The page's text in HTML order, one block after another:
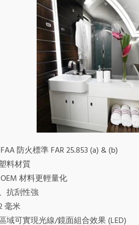
防火標準 FAR 25.853 (a) & (b)
料材質
材料更輕量化
抗刮性強
毫米
域可實現光線/鏡面組合效果 (LED)